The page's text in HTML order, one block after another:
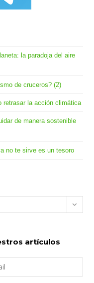
la paradoja del aire
de cruceros? (2)
retrasar la acción climática
de manera sostenible
no te sirve es un tesoro
artículos